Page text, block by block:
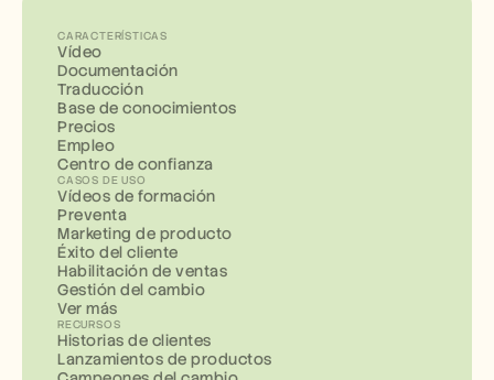
CARACTERÍSTICAS
Vídeo
Documentación
Traducción
Base de conocimientos
Precios
Empleo
Centro de confianza
CASOS DE USO
Vídeos de formación
Preventa
Marketing de producto
Éxito del cliente
Habilitación de ventas
Gestión del cambio
Ver más
RECURSOS
Historias de clientes
Lanzamientos de productos